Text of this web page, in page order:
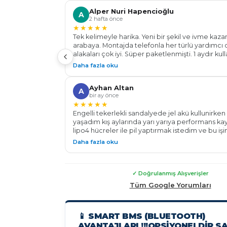
Teşekkür ederim.. Başarılar diliyorum.
A Alper Nuri Hapencioğlu
2 hafta önce
★★★★★
Tek kelimeyle harika. Yeni bir şekil ve ivme
arabaya. Montajda telefonla her türlü yardımcı
alakaları çok iyi. Süper paketlenmişti. 1 aydır
aracın km' de artış oldu 106 km yaptım daha %20
aracınızdaki değişimi göreceksiniz. Teşekkürler
Energy...
Daha fazla oku
A Ayhan Altan
bir ay önce
★★★★★
Engelli tekerlekli sandalyede jel akü kullunirken
yaşadım kış aylarında yarı yarıya performans
lipo4 hücreler ile pil yaptırmak istedim ve bu
dekar energy ile tanıştım 24v 100 a pil yaparak
ederim Güvenle malının arkasında duran bir
çekinmeden alış veriş yapabilirsiniz
Daha fazla oku
✓ Doğrulanmış Alışverişler
Tüm Google Yorumları
📱 SMART BMS (BLUETOOTH)